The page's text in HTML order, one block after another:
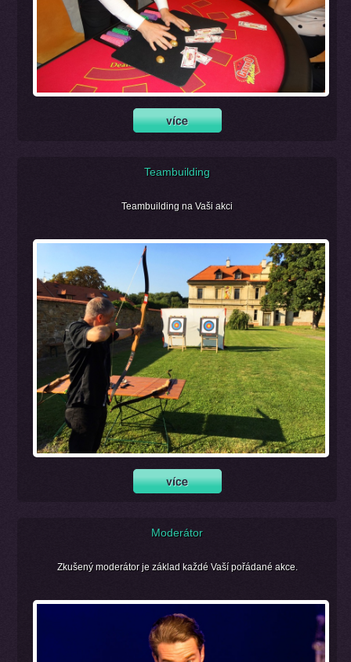
Teambuilding
Teambuilding na Vaši akci
Moderátor
Zkušený moderátor je základ každé Vaší pořádané akce.